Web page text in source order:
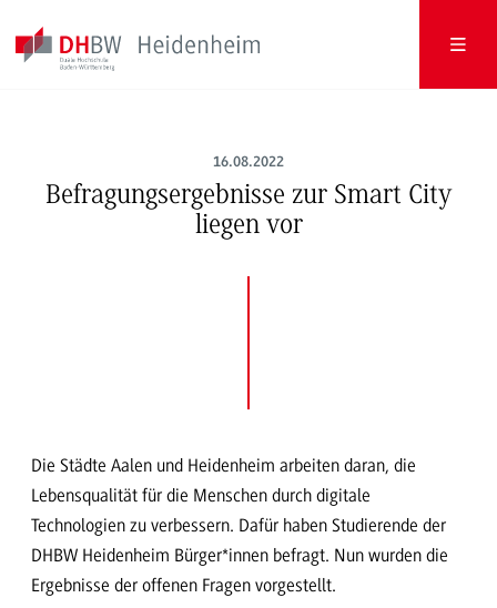
16.08.2022
Befragungsergebnisse zur Smart City
liegen vor
Die Städte Aalen und Heidenheim arbeiten daran, die
Lebensqualität für die Menschen durch digitale
Technologien zu verbessern. Dafür haben Studierende der
DHBW Heidenheim Bürger*innen befragt. Nun wurden die
Ergebnisse der offenen Fragen vorgestellt.